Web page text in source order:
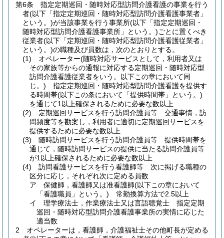
第6条
指定定期巡回・随時対応型訪問介護看護の事業を行う
者(以下「指定定期巡回・随時対応型訪問介護看護事業者」
という。)が当該事業を行う事業所(以下「指定定期巡回・
随時対応型訪問介護看護事業所」という。)ごとに置くべき
従業者(以下「定期巡回・随時対応型訪問介護看護従業者」
という。)の職種及び員数は，次のとおりとする。
(1)
オペレーター(随時対応サービスとして，利用者又は
その家族等からの通報に対応する定期巡回・随時対応型
訪問介護看護従業者をいう。以下この章において同
じ。) 指定定期巡回・随時対応型訪問介護看護を提供す
る時間帯(以下この条において「提供時間帯」という。)
を通じて1以上確保されるために必要な数以上
(2)
定期巡回サービスを行う訪問介護員等 交通事情，訪
問頻度等を勘案し，利用者に適切に定期巡回サービスを
提供するために必要な数以上
(3)
随時訪問サービスを行う訪問介護員等 提供時間帯を
通じて，随時訪問サービスの提供に当たる訪問介護員等
が1以上確保されるために必要な数以上
(4)
訪問看護サービスを行う看護師等 次に掲げる職種の
区分に応じ，それぞれ次に定める員数
ア
保健師，看護師又は准看護師(以下この章において
「看護職員」という。) 常勤換算方法で2.5以上
イ
理学療法士，作業療法士又は言語聴覚士 指定定期
巡回・随時対応型訪問介護看護事業所の実情に応じた
適当数
2
オペレーターは，看護師，介護福祉士その他町長が定める